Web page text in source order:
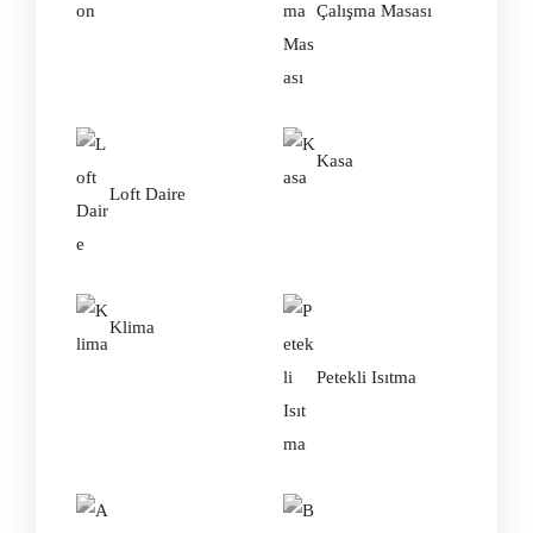
Çalışma Masası
Loft Daire
Kasa
Klima
Petekli Isıtma